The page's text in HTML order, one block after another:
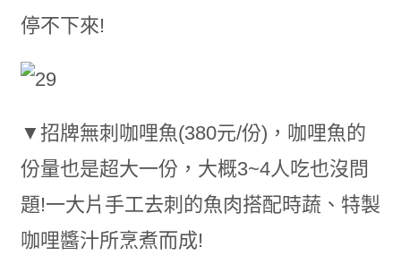
停不下來!
▼招牌無刺咖哩魚(380元/份)，咖哩魚的
份量也是超大一份，大概3~4人吃也沒問
題!一大片手工去刺的魚肉搭配時蔬、特製
咖哩醬汁所烹煮而成!